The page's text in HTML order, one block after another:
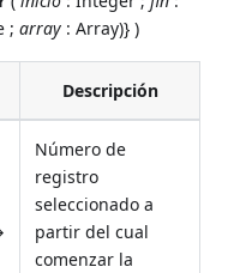
;array : Array)} )
Descripción
Número de
registro
seleccionado a
partir del cual
comenzar la